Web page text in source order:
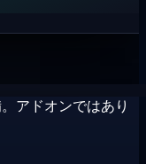
アドオンではあり